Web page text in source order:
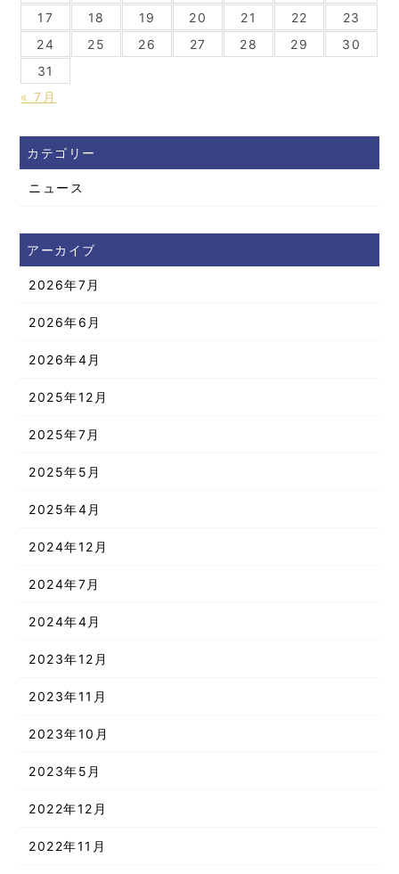
« 7月
17 18 19 20 21 22
23
24
25 26 27 28 29
30
31
カテゴリー
ニュース
アーカイブ
2026年7月
2026年6月
2026年4月
2025年12月
2025年7月
2025年5月
2025年4月
2024年12月
2024年7月
2024年4月
2023年12月
2023年11月
2023年10月
2023年5月
2022年12月
2022年11月